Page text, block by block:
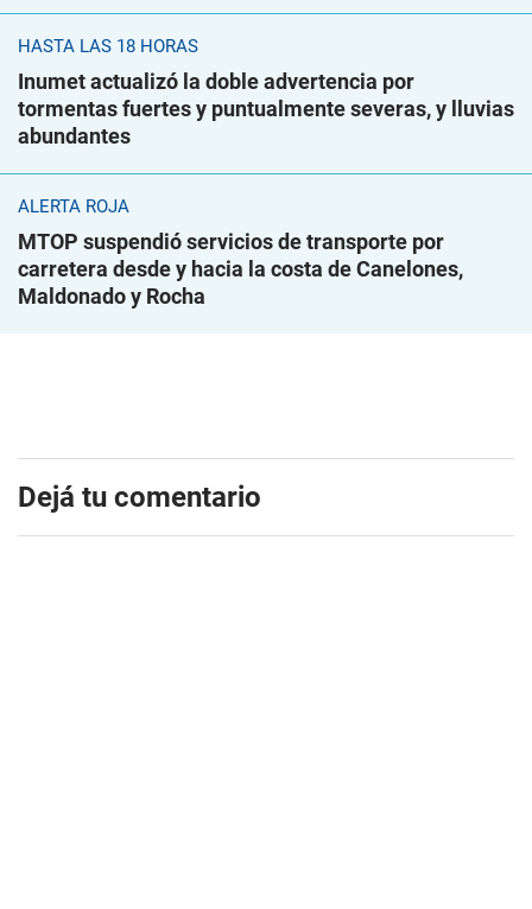
HASTA LAS 18 HORAS
Inumet actualizó la doble advertencia por
tormentas fuertes y puntualmente severas, y lluvias
abundantes
ALERTA ROJA
MTOP suspendió servicios de transporte por
carretera desde y hacia la costa de Canelones,
Maldonado y Rocha
Dejá tu comentario